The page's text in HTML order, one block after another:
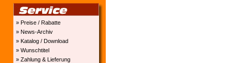
» Preise / Rabatte
» News-Archiv
» Katalog / Download
» Wunschtitel
» Zahlung & Lieferung